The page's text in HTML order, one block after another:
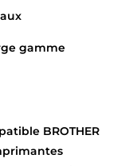
gamme
BROTHER